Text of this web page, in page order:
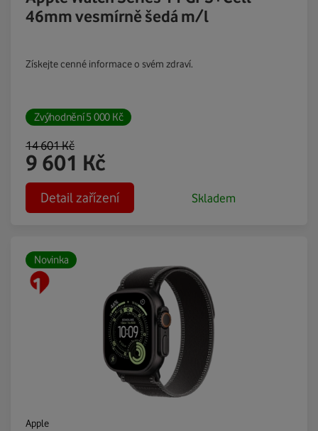
46mm vesmírně šedá m/l
Získejte cenné informace o svém zdraví.
Zvýhodnění5 000 Kč
14 601Kč
9 601 Kč
Detail zařízení Skladem
Novinka
Apple